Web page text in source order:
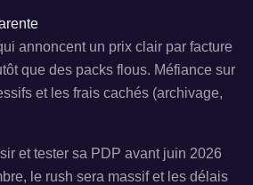
annoncent un prix clair par facture
que des packs flous. Méfiance sur
et les frais cachés (archivage,
et tester sa PDP avant juin 2026
le rush sera massif et les délais